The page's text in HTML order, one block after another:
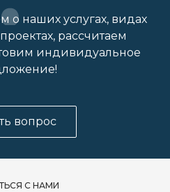
о наших услугах, видах
рассчитаем
индивидуальное
вопрос
С НАМИ